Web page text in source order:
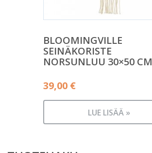
BLOOMINGVILLE
SEINÄKORISTE
NORSUNLUU 30×50 CM
39,00 €
LUE LISÄÄ »